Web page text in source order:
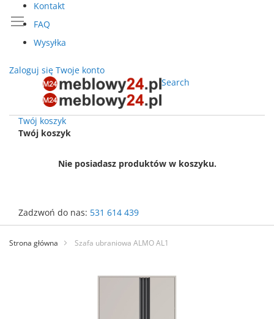
Kontakt
FAQ
Wysyłka
Zaloguj się Twoje konto
Search
Twój koszyk
Twój koszyk
Nie posiadasz produktów w koszyku.
Zadzwoń do nas: 531 614 439
Przejdź
treści
Strona główna Szafa ubraniowa ALMO AL1